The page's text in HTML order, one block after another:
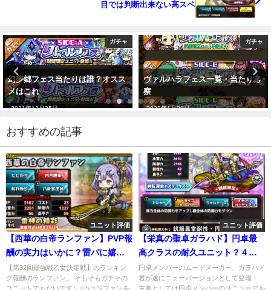
目では判断出来ない高スペ
ガチャ
ヴァルハラフェス一覧・当たり考
察
2022年1月29日
ガチャ
クリスマスガチャ 評価＆当たりユ
ニットは誰？チケット交換考察あ
り
おすすめの記事
ユニット評価
【西華の白帝ランファン】PVP報
酬の実力はいかに？雷パに嬉し
いMSあり
【第32回最強戦乙女決定戦】のランキン
グ報酬のランファン。 そもそもガチャの
ユニットでもないですし☆5ランファンを
ユニット評価
【栄真の聖卓ガラハド】円卓最
高クラスの耐久ユニット？４技
がえぐい…
円卓メンバーのムードメーカー、ガラハド
君が遂にニューバージョンとして登場！
古参としては円卓メンバーのリニューアル